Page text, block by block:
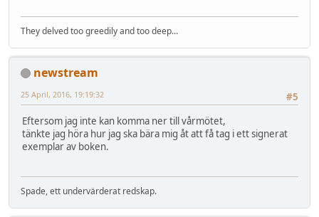
They delved too greedily and too deep...
newstream
#5
25 April, 2016, 19:19:32
Eftersom jag inte kan komma ner till vårmötet,
tänkte jag höra hur jag ska bära mig åt att få tag i ett signerat
exemplar av boken.
Spade, ett undervärderat redskap.